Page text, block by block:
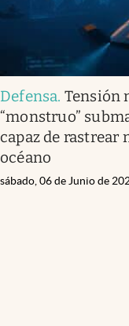
Defensa. Tensión
“monstruo”
capaz de rastrear
océano
sábado, 06 de Junio de